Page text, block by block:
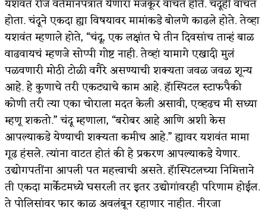
यशवंत रोज वर्तमानपत्रांत येणारा मजकूर वाचत होते. चंदूही वाचत
होता. चंदूने एकदा ह्या विषयावर मामांकडे बोलणे काढले होते. तेव्हा
यशवंत म्हणाले होते, “चंदू, एक लक्षांत घे तीन दिवसांच तान्हं बाळ
वाढवायचं म्हणजे सोप्पी गोष्ट नाही. तेव्हां यामागे एखादी मुलं
पळवणारी मोठी टोळी वगैरे असण्याची शक्यता जवळ जवळ शून्य
आहे. हे कुणाचे तरी एकट्याचे काम आहे. हॅास्पिटल स्टाफपैकी
कोणी तरी त्या एका चोराला मदत केली असावी, एव्हढच मी सध्या
म्हणू शकतो.” चंदू म्हणाला, “बरोबर आहे आणि अशी केस
आपल्याकडे येण्याची शक्यता कमीच आहे.” ह्यावर यशवंत मामा
गूढ हंसले. त्यांना वाटत होतं की हे प्रकरण आपल्याकडे येणार.
उद्योगपतींना आपली पत महत्त्वाची असते. हॅास्पिटलच्या निमित्ताने
ती एकदा मार्केटमध्ये घसरली तर इतर उद्योगांवरही परिणाम होईल.
ते पोलिसांवर फार काळ अवलंबून रहाणार नाहीत. नीरजा